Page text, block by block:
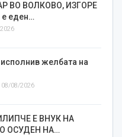
ВО ВОЛКОВО, ИЗГОРЕ
еден…
желбата на
08/08/2026
Е ВНУК НА
ОСУДЕН НА…